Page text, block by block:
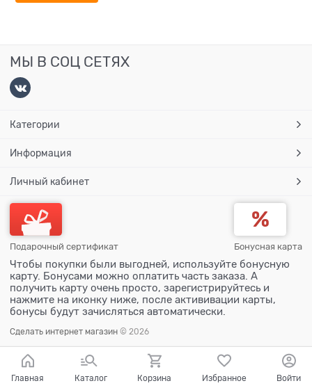
МЫ В СОЦ СЕТЯХ
Категории
Информация
Личный кабинет
Подарочный сертификат Бонусная карта
Чтобы покупки были выгодней, используйте бонусную
карту. Бонусами можно оплатить часть заказа. А
получить карту очень просто, зарегистрируйтесь и
нажмите на иконку ниже, после актививации карты,
бонусы будут зачисляться автоматически.
Сделать интернет магазин © 2026
Главная Каталог Корзина Избранное Войти